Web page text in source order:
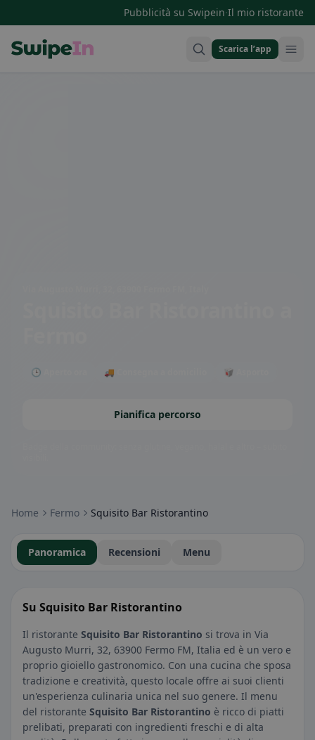
Pubblicità su Swipein·Il mio ristorante
Scarica l’app
🕒 Aperto ora 🚚 Consegna a domicilio 🥡 Asporto
Pianifica percorso
Home Fermo Squisito Bar Ristorantino
Panoramica Recensioni Menu
Su Squisito Bar Ristorantino
Il ristorante Squisito Bar Ristorantino si trova in Via
Augusto Murri, 32, 63900 Fermo FM, Italia ed è un vero e
proprio gioiello gastronomico. Con una cucina che sposa
tradizione e creatività, questo locale offre ai suoi clienti
un'esperienza culinaria unica nel suo genere. Il menu
del ristorante Squisito Bar Ristorantino è ricco di piatti
prelibati, preparati con ingredienti freschi e di alta